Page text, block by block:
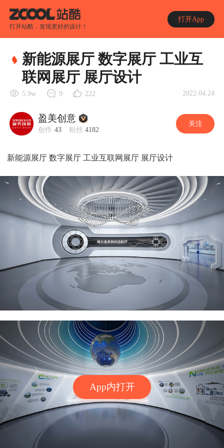
打开站酷，发现更好的设计！
打开App
App内打开
新能源展厅 数字展厅 工业互
联网展厅 展厅设计
5.9w 9 222 2022.04.24
盈美创意
创作 43 粉丝 4182
关注
新能源展厅 数字展厅 工业互联网展厅 展厅设计